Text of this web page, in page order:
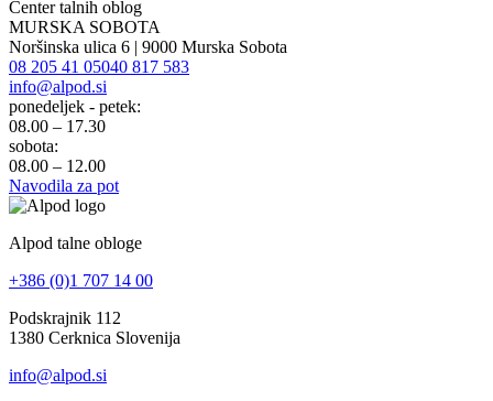
Center talnih oblog
MURSKA SOBOTA
Noršinska ulica 6 | 9000 Murska Sobota
08 205 41 05040 817 583
info@alpod.si
ponedeljek - petek:
08.00 – 17.30
sobota:
08.00 – 12.00
Navodila za pot
Alpod talne obloge
+386 (0)1 707 14 00
Podskrajnik 112
1380 Cerknica Slovenija
info@alpod.si